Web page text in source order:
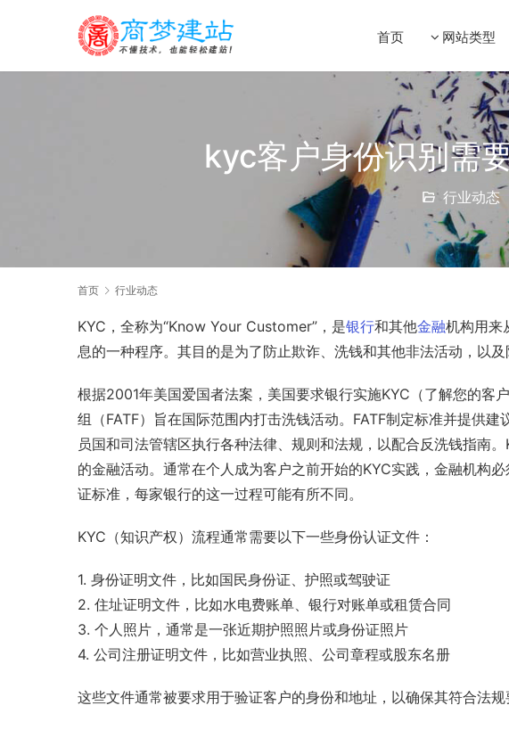
首页 网站类型
kyc客户身份识别需
行业动态
首页 行业动态
KYC，全称为“Know Your Customer”，是银行和其他金融机构用来
息的一种程序。其目的是为了防止欺诈、洗钱和其他非法活动，以及
根据2001年美国爱国者法案，美国要求银行实施KYC（了解您的客
组（FATF）旨在国际范围内打击洗钱活动。FATF制定标准并提供
员国和司法管辖区执行各种法律、规则和法规，以配合反洗钱指南
的金融活动。通常在个人成为客户之前开始的KYC实践，金融机构
证标准，每家银行的这一过程可能有所不同。
KYC（知识产权）流程通常需要以下一些身份认证文件：
1. 身份证明文件，比如国民身份证、护照或驾驶证
2. 住址证明文件，比如水电费账单、银行对账单或租赁合同
3. 个人照片，通常是一张近期护照照片或身份证照片
4. 公司注册证明文件，比如营业执照、公司章程或股东名册
这些文件通常被要求用于验证客户的身份和地址，以确保其符合法规